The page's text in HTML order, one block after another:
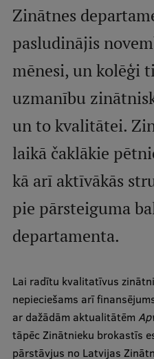
Medizinstudium an der
International Student
About Us
Student life
Study bases
Faculties
Our people
Structure
History
Visual Identity
Zinātnes
pasludinājis
mēnesi, un kolēģi
uzmanību
un to kvalitātei.
laikā čaklākie
kā arī aktīvākās
pie pārsteiguma
departamenta.
Lai radītu kvalitatīvus
nepieciešams arī
ar dažādām aktualitātēm
tāpēc Zinātnieku brokastīs
pārstāvjus no Latvijas